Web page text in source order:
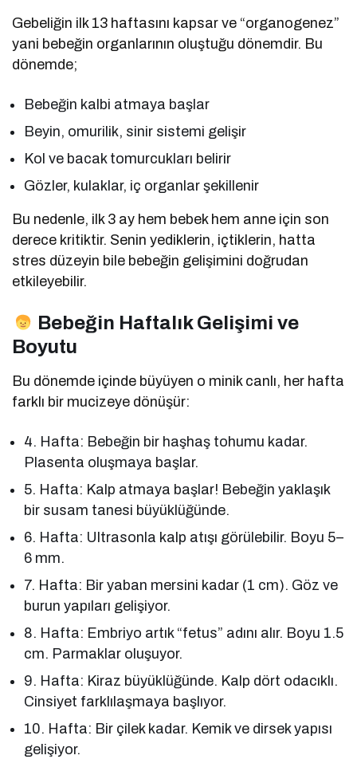
Gebeliğin ilk 13 haftasını kapsar ve “organogenez”
yani bebeğin organlarının oluştuğu dönemdir. Bu
dönemde;
Bebeğin kalbi atmaya başlar
Beyin, omurilik, sinir sistemi gelişir
Kol ve bacak tomurcukları belirir
Gözler, kulaklar, iç organlar şekillenir
Bu nedenle, ilk 3 ay hem bebek hem anne için son
derece kritiktir. Senin yediklerin, içtiklerin, hatta
stres düzeyin bile bebeğin gelişimini doğrudan
etkileyebilir.
Bebeğin Haftalık Gelişimi ve
Boyutu
Bu dönemde içinde büyüyen o minik canlı, her hafta
farklı bir mucizeye dönüşür:
4. Hafta: Bebeğin bir haşhaş tohumu kadar.
Plasenta oluşmaya başlar.
5. Hafta: Kalp atmaya başlar! Bebeğin yaklaşık
bir susam tanesi büyüklüğünde.
6. Hafta: Ultrasonla kalp atışı görülebilir. Boyu 5–
6 mm.
7. Hafta: Bir yaban mersini kadar (1 cm). Göz ve
burun yapıları gelişiyor.
8. Hafta: Embriyo artık “fetus” adını alır. Boyu 1.5
cm. Parmaklar oluşuyor.
9. Hafta: Kiraz büyüklüğünde. Kalp dört odacıklı.
Cinsiyet farklılaşmaya başlıyor.
10. Hafta: Bir çilek kadar. Kemik ve dirsek yapısı
gelişiyor.